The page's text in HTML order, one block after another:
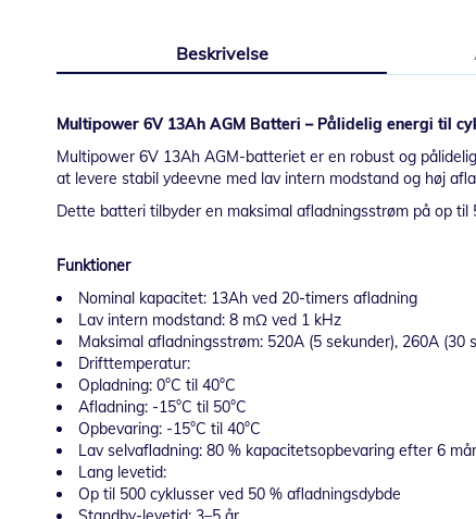
Beskrivelse
Multipower 6V 13Ah AGM Batteri – Pålidelig energi til
Multipower 6V 13Ah AGM-batteriet er en robust og
at levere stabil ydeevne med lav intern modstand og høj
Dette batteri tilbyder en maksimal afladningsstrøm på op
Funktioner
Nominal kapacitet: 13Ah ved 20-timers afladning
Lav intern modstand: 8 mΩ ved 1 kHz
Maksimal afladningsstrøm: 520A (5 sekunder), 260A (30
Drifttemperatur:
Opladning: 0°C til 40°C
Afladning: -15°C til 50°C
Opbevaring: -15°C til 40°C
Lav selvafladning: 80 % kapacitetsopbevaring efter 6
Lang levetid:
Op til 500 cyklusser ved 50 % afladningsdybde